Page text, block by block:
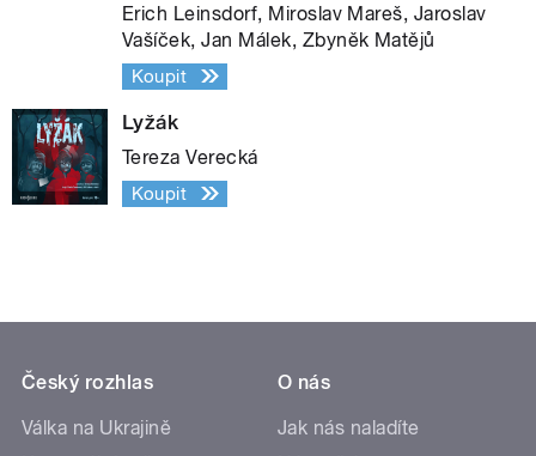
Erich Leinsdorf, Miroslav Mareš, Jaroslav
Vašíček, Jan Málek, Zbyněk Matějů
Koupit
Lyžák
Tereza Verecká
Koupit
Český rozhlas
Válka na Ukrajině
O nás
Jak nás naladíte